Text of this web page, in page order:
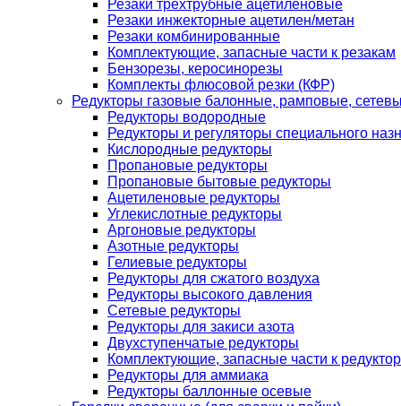
Резаки трехтрубные ацетиленовые
Резаки инжекторные ацетилен/метан
Резаки комбинированные
Комплектующие, запасные части к резакам
Бензорезы, керосинорезы
Комплекты флюсовой резки (КФР)
Редукторы газовые балонные, рамповые,
Редукторы водородные
Редукторы и регуляторы специального
Кислородные редукторы
Пропановые редукторы
Пропановые бытовые редукторы
Ацетиленовые редукторы
Углекислотные редукторы
Аргоновые редукторы
Азотные редукторы
Гелиевые редукторы
Редукторы для сжатого воздуха
Редукторы высокого давления
Сетевые редукторы
Редукторы для закиси азота
Двухступенчатые редукторы
Комплектующие, запасные части к
Редукторы для аммиака
Редукторы баллонные осевые